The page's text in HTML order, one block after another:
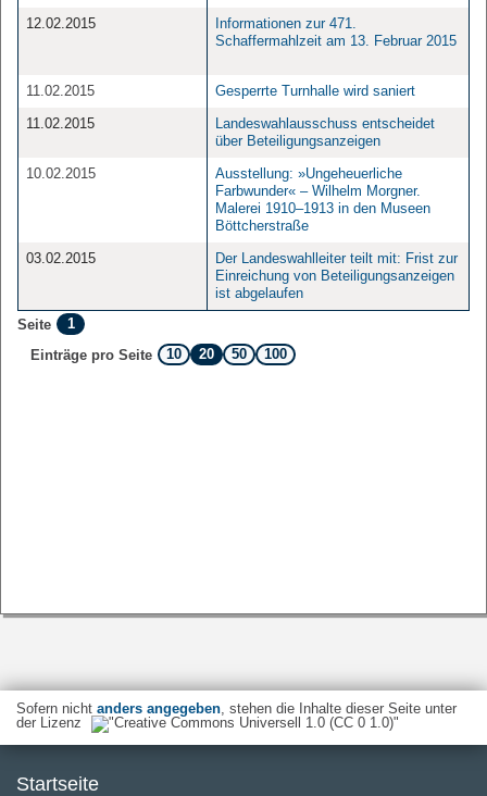
12.02.2015
Informationen zur 471.
Schaffermahlzeit am 13. Februar 2015
11.02.2015
Gesperrte Turnhalle wird saniert
11.02.2015
Landeswahlausschuss entscheidet
über Beteiligungsanzeigen
10.02.2015
Ausstellung: »Ungeheuerliche
Farbwunder« – Wilhelm Morgner.
Malerei 1910–1913 in den Museen
Böttcherstraße
03.02.2015
Der Landeswahlleiter teilt mit: Frist zur
Einreichung von Beteiligungsanzeigen
ist abgelaufen
Seite
1
Einträge pro Seite
10 20 50 100
Sofern nicht anders angegeben, stehen die Inhalte dieser Seite unter
der Lizenz
Startseite